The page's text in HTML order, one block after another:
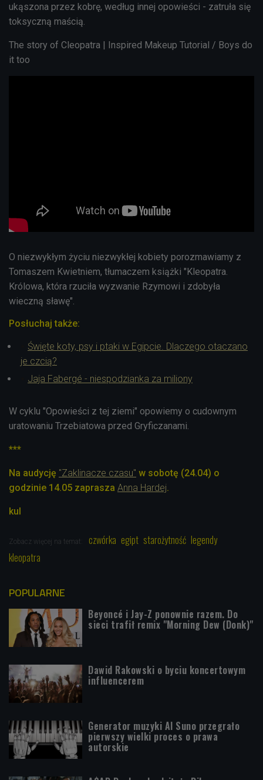
ukąszona przez kobrę, według innej opowieści - zatruła się
toksyczną maścią.
The story of Cleopatra | Inspired Makeup Tutorial / Boys do
it too
O niezwykłym życiu niezwykłej kobiety porozmawiamy z
Tomaszem Kwietniem, tłumaczem książki "Kleopatra.
Królowa, która rzuciła wyzwanie Rzymowi i zdobyła
wieczną sławę".
Posłuchaj także:
Święte koty, psy i ptaki w Egipcie. Dlaczego otaczano
je czcią?
Jaja Fabergé - niespodzianka za miliony
W cyklu "Opowieści z tej ziemi" opowiemy o cudownym
uratowaniu Trzebiatowa przed Gryficzanami.
***
Na audycję "Zaklinacze czasu" w sobotę (24.04) o
godzinie 14.05 zaprasza Anna Hardej.
kul
Zobacz więcej na temat: czwórka egipt starożytność legendy
kleopatra
POPULARNE
Beyoncé i Jay-Z ponownie razem. Do
sieci trafił remix "Morning Dew (Donk)"
Dawid Rakowski o byciu koncertowym
influencerem
Generator muzyki AI Suno przegrało
pierwszy wielki proces o prawa
autorskie